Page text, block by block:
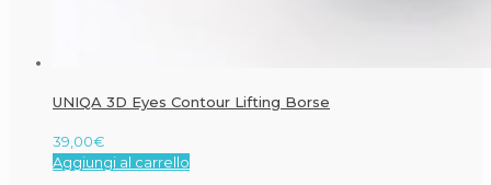
UNIQA 3D Eyes Contour Lifting Borse
39,00€
Aggiungi al carrello